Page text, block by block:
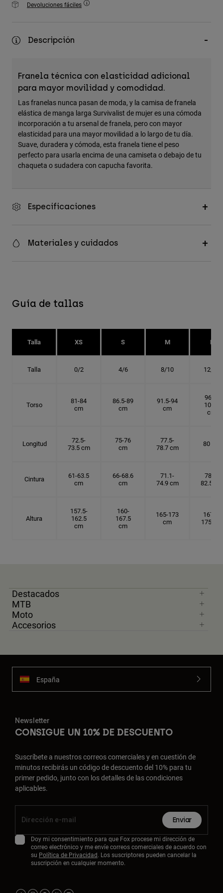
Accesorios
Bolsas y Mochilas
Ver todo
Devoluciones fáciles
Descripción
Franela técnica con elasticidad adicional
para mayor movilidad y comodidad.
Las franelas nunca pasan de moda, y la camisa de franela
elástica de manga larga Survivalist de mujer es una cómoda
incorporación a tu arsenal de franela, pero con mayor
elasticidad para una mayor movilidad a lo largo de tu día.
Suave, duradera y cómoda, esta franela tiene el peso
perfecto para usarla encima de una camiseta o debajo de tu
chaqueta o sudadera con capucha favorita.
Especificaciones
Materiales y cuidados
Guía de tallas
Talla XS S M L
Talla 0/2 4/6 8/10 12/14
Torso
81-84
cm
86.5-89
cm
91.5-94
cm
96.5-
101.5
cm
Longitud
72.5-
73.5 cm
75-76
cm
77.5-
78.7 cm
80 cm
Cintura
61-63.5
cm
66-68.6
cm
71.1-
74.9 cm
78.7-
82.5 cm
Altura
157.5-
162.5
cm
160-
167.5
cm
165-173
cm
167.5-
175 cm
Destacados
MTB
Moto
Accesorios
España
Newsletter
CONSIGUE UN 10% DE DESCUENTO
Suscríbete a nuestros correos comerciales y en cuestión de
minutos recibirás un código de descuento del 10% para tu
primer pedido, junto con los detalles de las condiciones
aplicables.
Enviar
Doy mi consentimiento para que Fox procese mi dirección de
correo electrónico y me envíe correos comerciales de acuerdo con
su Política de Privacidad. Los suscriptores pueden cancelar la
suscripción en cualquier momento.